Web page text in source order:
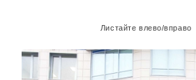
Листайте влево/вправо